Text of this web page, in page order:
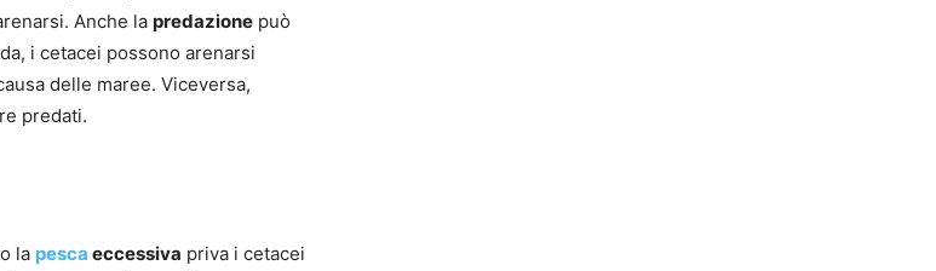
Anche la predazione può
i cetacei possono arenarsi
delle maree. Viceversa,
predati.
la pesca eccessiva priva i cetacei